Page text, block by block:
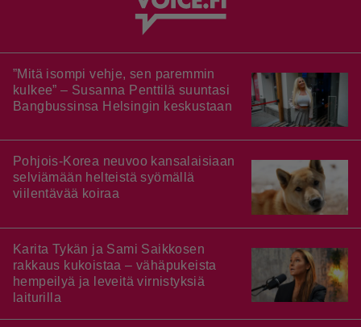
”Mitä isompi vehje, sen paremmin
kulkee” – Susanna Penttilä suuntasi
Bangbussinsa Helsingin keskustaan
Pohjois-Korea neuvoo kansalaisiaan
selviämään helteistä syömällä
viilentävää koiraa
Karita Tykän ja Sami Saikkosen
rakkaus kukoistaa – vähäpukeista
hempeilyä ja leveitä virnistyksiä
laiturilla